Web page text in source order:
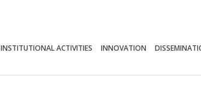
INSTITUTIONAL ACTIVITIES INNOVATION